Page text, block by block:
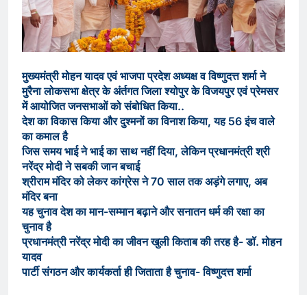
मुख्यमंत्री मोहन यादव एवं भाजपा प्रदेश अध्यक्ष व विष्णुदत्त शर्मा ने
मुरैना लोकसभा क्षेत्र के अंर्तगत जिला श्योपुर के विजयपुर एवं प्रेमसर
में आयोजित जनसभाओं को संबोधित किया..
देश का विकास किया और दुश्मनों का विनाश किया, यह 56 इंच वाले
का कमाल है
जिस समय भाई ने भाई का साथ नहीं दिया, लेकिन प्रधानमंत्री श्री
नरेंद्र मोदी ने सबकी जान बचाई
श्रीराम मंदिर को लेकर कांग्रेस ने 70 साल तक अड़ंगे लगाए, अब
मंदिर बना
यह चुनाव देश का मान-सम्मान बढ़ाने और सनातन धर्म की रक्षा का
चुनाव है
प्रधानमंत्री नरेंद्र मोदी का जीवन खुली किताब की तरह है- डॉ. मोहन
यादव
पार्टी संगठन और कार्यकर्ता ही जिताता है चुनाव- विष्णुदत्त शर्मा